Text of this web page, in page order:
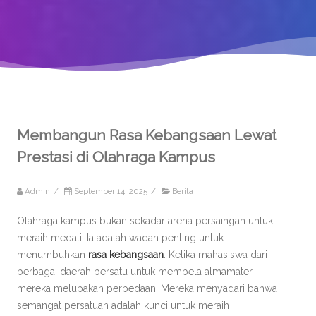
Membangun Rasa Kebangsaan Lewat
Prestasi di Olahraga Kampus
Admin / September 14, 2025 / Berita
Olahraga kampus bukan sekadar arena persaingan untuk
meraih medali. Ia adalah wadah penting untuk
menumbuhkan rasa kebangsaan . Ketika mahasiswa dari
berbagai daerah bersatu untuk membela almamater,
mereka melupakan perbedaan. Mereka menyadari bahwa
semangat persatuan adalah kunci untuk meraih